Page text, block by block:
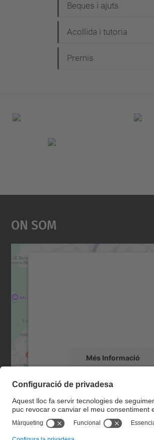
Beques i ajuts
Acollida i tutoria
Premis
On Som
Més Informació
Accepta
powered byUsercentrics
Management Platform